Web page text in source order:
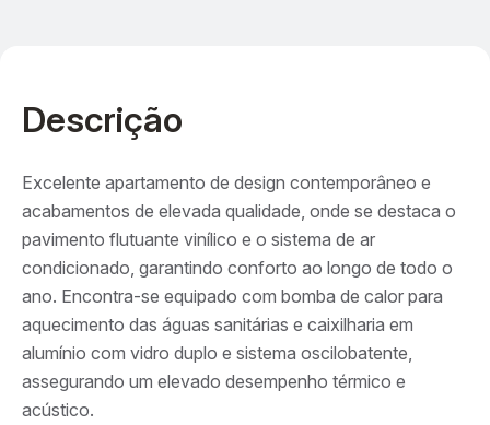
Descrição
Excelente apartamento de design contemporâneo e
acabamentos de elevada qualidade, onde se destaca o
pavimento flutuante vinílico e o sistema de ar
condicionado, garantindo conforto ao longo de todo o
ano. Encontra-se equipado com bomba de calor para
aquecimento das águas sanitárias e caixilharia em
alumínio com vidro duplo e sistema oscilobatente,
assegurando um elevado desempenho térmico e
acústico.